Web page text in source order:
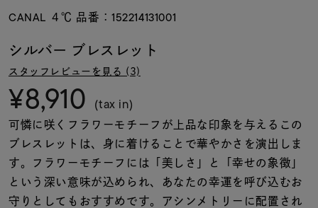
ファッションテイス
ト
着用シーン
コレクション
CANAL ４℃ 品番：152214131001
シルバー ブレスレット
スタッフレビューを見る (3)
¥8,910 (tax in)
可憐に咲くフラワーモチーフが上品な印象を与えるこの
ブレスレットは、身に着けることで華やかさを演出しま
す。フラワーモチーフには「美しさ」と「幸せの象徴」
という深い意味が込められ、あなたの幸運を呼び込むお
守りとしてもおすすめです。アシンメトリーに配置され